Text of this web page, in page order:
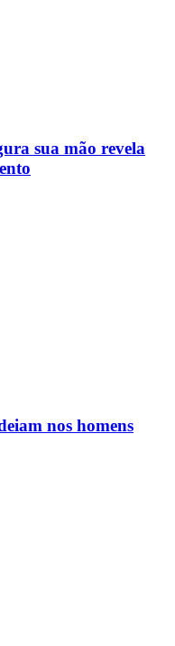
sua mão revela
nos homens